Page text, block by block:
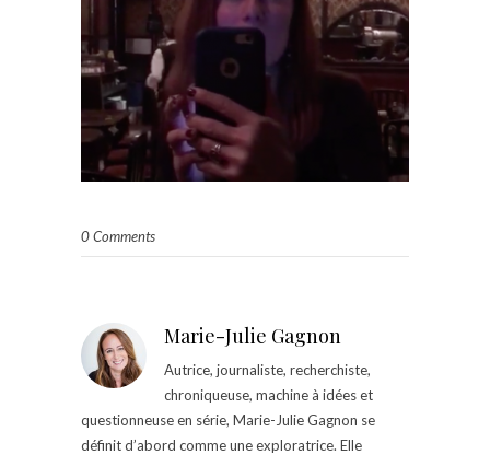
0 Comments
Marie-Julie Gagnon
Autrice, journaliste, recherchiste,
chroniqueuse, machine à idées et
questionneuse en série, Marie-Julie Gagnon se
définit d’abord comme une exploratrice. Elle